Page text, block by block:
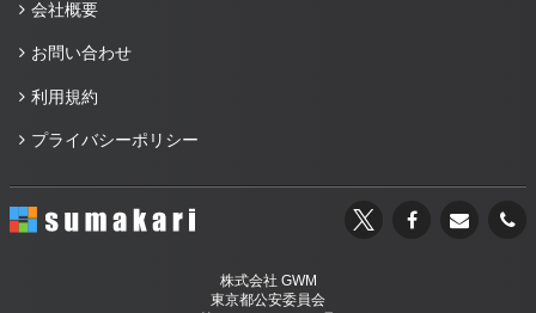
会社概要
お問い合わせ
利用規約
プライバシーポリシー
株式会社 GWM
東京都公安委員会